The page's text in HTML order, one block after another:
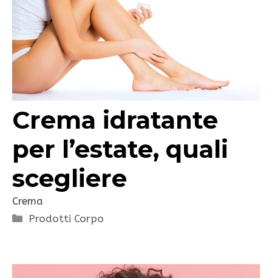
Crema idratante
per l’estate, quali
scegliere
Crema
Categorie
Prodotti Corpo